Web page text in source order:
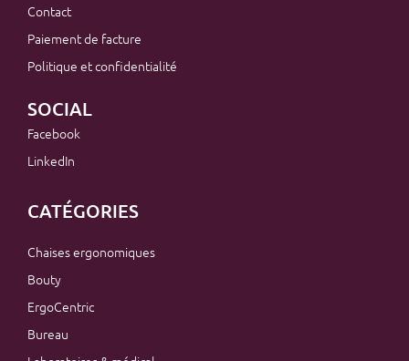
Contact
Paiement de facture
Politique et confidentialité
SOCIAL
Facebook
LinkedIn
CATÉGORIES
Chaises ergonomiques
Bouty
ErgoCentric
Bureau